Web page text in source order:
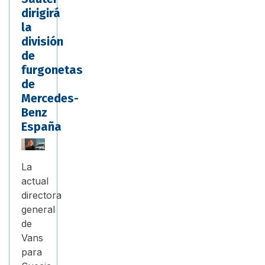
dirigirá
la
división
de
furgonetas
de
Mercedes-
Benz
España
La
actual
directora
general
de
Vans
para